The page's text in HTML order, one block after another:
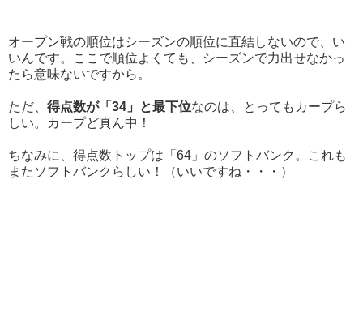
オープン戦の順位はシーズンの順位に直結しないので、い
いんです。ここで順位よくても、シーズンで力出せなかっ
たら意味ないですから。
ただ、 得点数が「34」と最下位なのは、とってもカープら
しい。カープど真ん中！
ちなみに、得点数トップは「64」のソフトバンク。これも
またソフトバンクらしい！（いいですね・・・）